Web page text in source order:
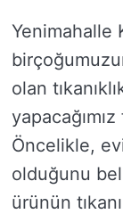
Yenimahalle
olan
Öncelikle,
olduğunu
ürünün